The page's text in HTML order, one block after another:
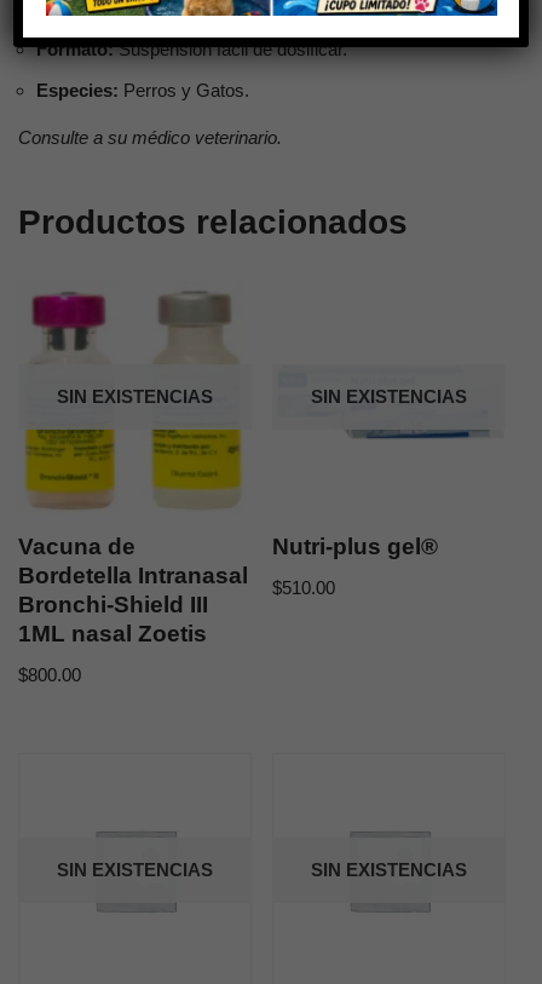
operatorio.
Formato:Suspensión fácil de dosificar.
Especies: Perros y Gatos.
Consulte a su médico veterinario.
Productos relacionados
SIN EXISTENCIAS
Vacuna de
Bordetella Intranasal
Bronchi-Shield III
1ML nasal Zoetis
$800.00
SIN EXISTENCIAS
Nutri-plus gel®
$510.00
SIN EXISTENCIAS SIN EXISTENCIAS